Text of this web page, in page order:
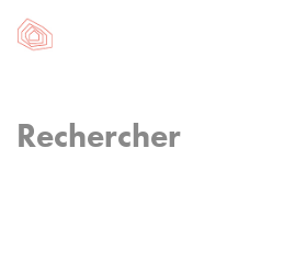
Rechercher